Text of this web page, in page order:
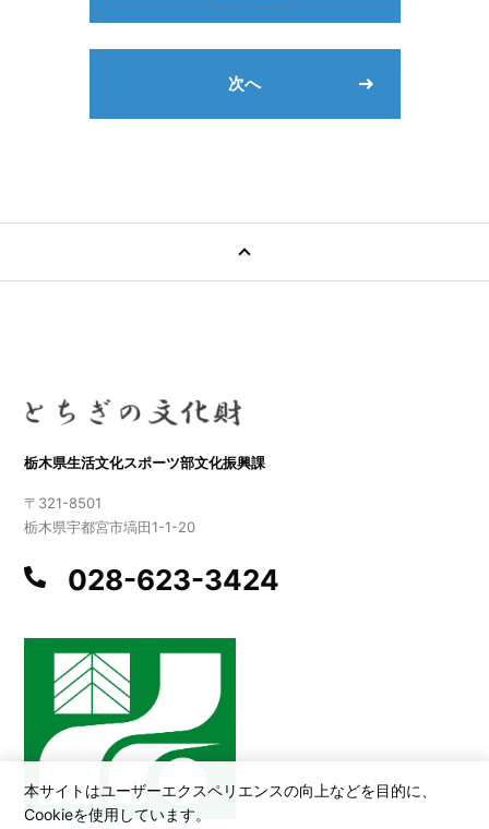
本サイトはユーザーエクスペリエンスの向上などを目的に、
Cookieを使用しています。
次へ
栃木県生活文化スポーツ部文化振興課
〒321-8501
栃木県宇都宮市塙田1-1-20
028-623-3424